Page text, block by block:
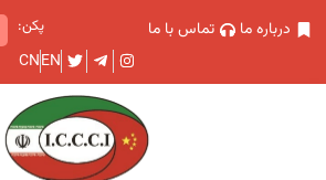
درباره ما تماس با ما پکن:
EN
CN